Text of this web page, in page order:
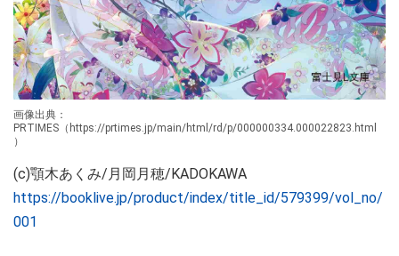
画像出典：
PRTIMES（https://prtimes.jp/main/html/rd/p/000000334.000022823.html
）
(c)顎木あくみ/月岡月穂/KADOKAWA
https://booklive.jp/product/index/title_id/579399/vol_no/
001